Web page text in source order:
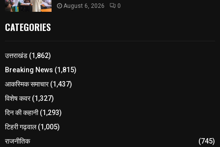
August 6, 2026 0
CATEGORIES
उत्तराखंड (1,862)
Breaking News (1,815)
आकस्मिक समाचार(1,437)
विशेष कवर(1,327)
दिन की कहानी(1,293)
टिहरी गढ़वाल(1,005)
राजनीतिक
(745)